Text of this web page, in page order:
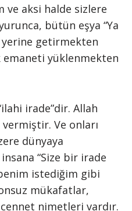
ve aksi halde sizlere
bütün eşya “Ya
getirmekten
emaneti yüklenmekten
irade”dir. Allah
Ve onları
dünyaya
“Size bir irade
istediğim gibi
mükafatlar,
nimetleri vardır.